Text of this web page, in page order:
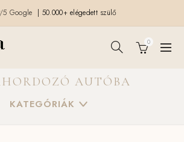
Google | 50.000+ elégedett szülő
0
AUTÓBA
KATEGÓRIÁK